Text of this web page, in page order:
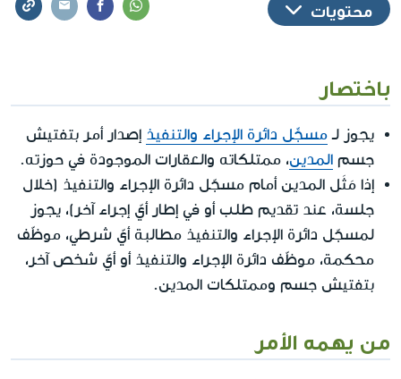
محتويات
باختصار
يجوز لـ مسجِّل دائرة الإجراء والتنفيذ إصدار أمر بتفتيش
جسم المدين، ممتلكاته والعقارات الموجودة في حوزته.
إذا مَثَل المدين أمام مسجّل دائرة الإجراء والتنفيذ (خلال
جلسة، عند تقديم طلب أو في إطار أيّ إجراء آخر)، يجوز
لمسجّل دائرة الإجراء والتنفيذ مطالبة أيّ شرطي، موظّف
محكمة، موظّف دائرة الإجراء والتنفيذ أو أيّ شخص آخر،
بتفتيش جسم وممتلكات المدين.
من يهمه الأمر